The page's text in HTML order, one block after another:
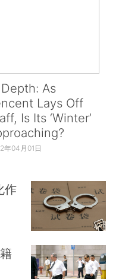
As
Lays Off
Is Its ‘Winter’
年04月01日
作